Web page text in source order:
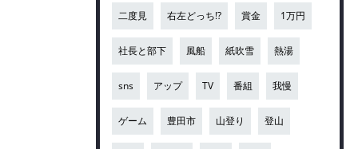
二度見 右左どっち!? 賞金 1万円
社長と部下 風船 紙吹雪 熱湯
sns アップ TV 番組 我慢
ゲーム 豊田市 山登り 登山